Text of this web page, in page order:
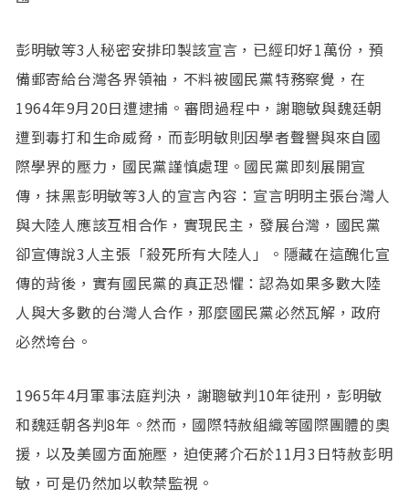
彭明敏等3人秘密安排印製該宣言，已經印好1萬份，預
備郵寄給台灣各界領袖，不料被國民黨特務察覺，在
1964年9月20日遭逮捕。審問過程中，謝聰敏與魏廷朝
遭到毒打和生命威脅，而彭明敏則因學者聲譽與來自國
際學界的壓力，國民黨謹慎處理。國民黨即刻展開宣
傳，抹黑彭明敏等3人的宣言內容：宣言明明主張台灣人
與大陸人應該互相合作，實現民主，發展台灣，國民黨
卻宣傳說3人主張「殺死所有大陸人」。隱藏在這醜化宣
傳的背後，實有國民黨的真正恐懼：認為如果多數大陸
人與大多數的台灣人合作，那麼國民黨必然瓦解，政府
必然垮台。
1965年4月軍事法庭判決，謝聰敏判10年徒刑，彭明敏
和魏廷朝各判8年。然而，國際特赦組織等國際團體的奧
援，以及美國方面施壓，迫使蔣介石於11月3日特赦彭明
敏，可是仍然加以軟禁監視。